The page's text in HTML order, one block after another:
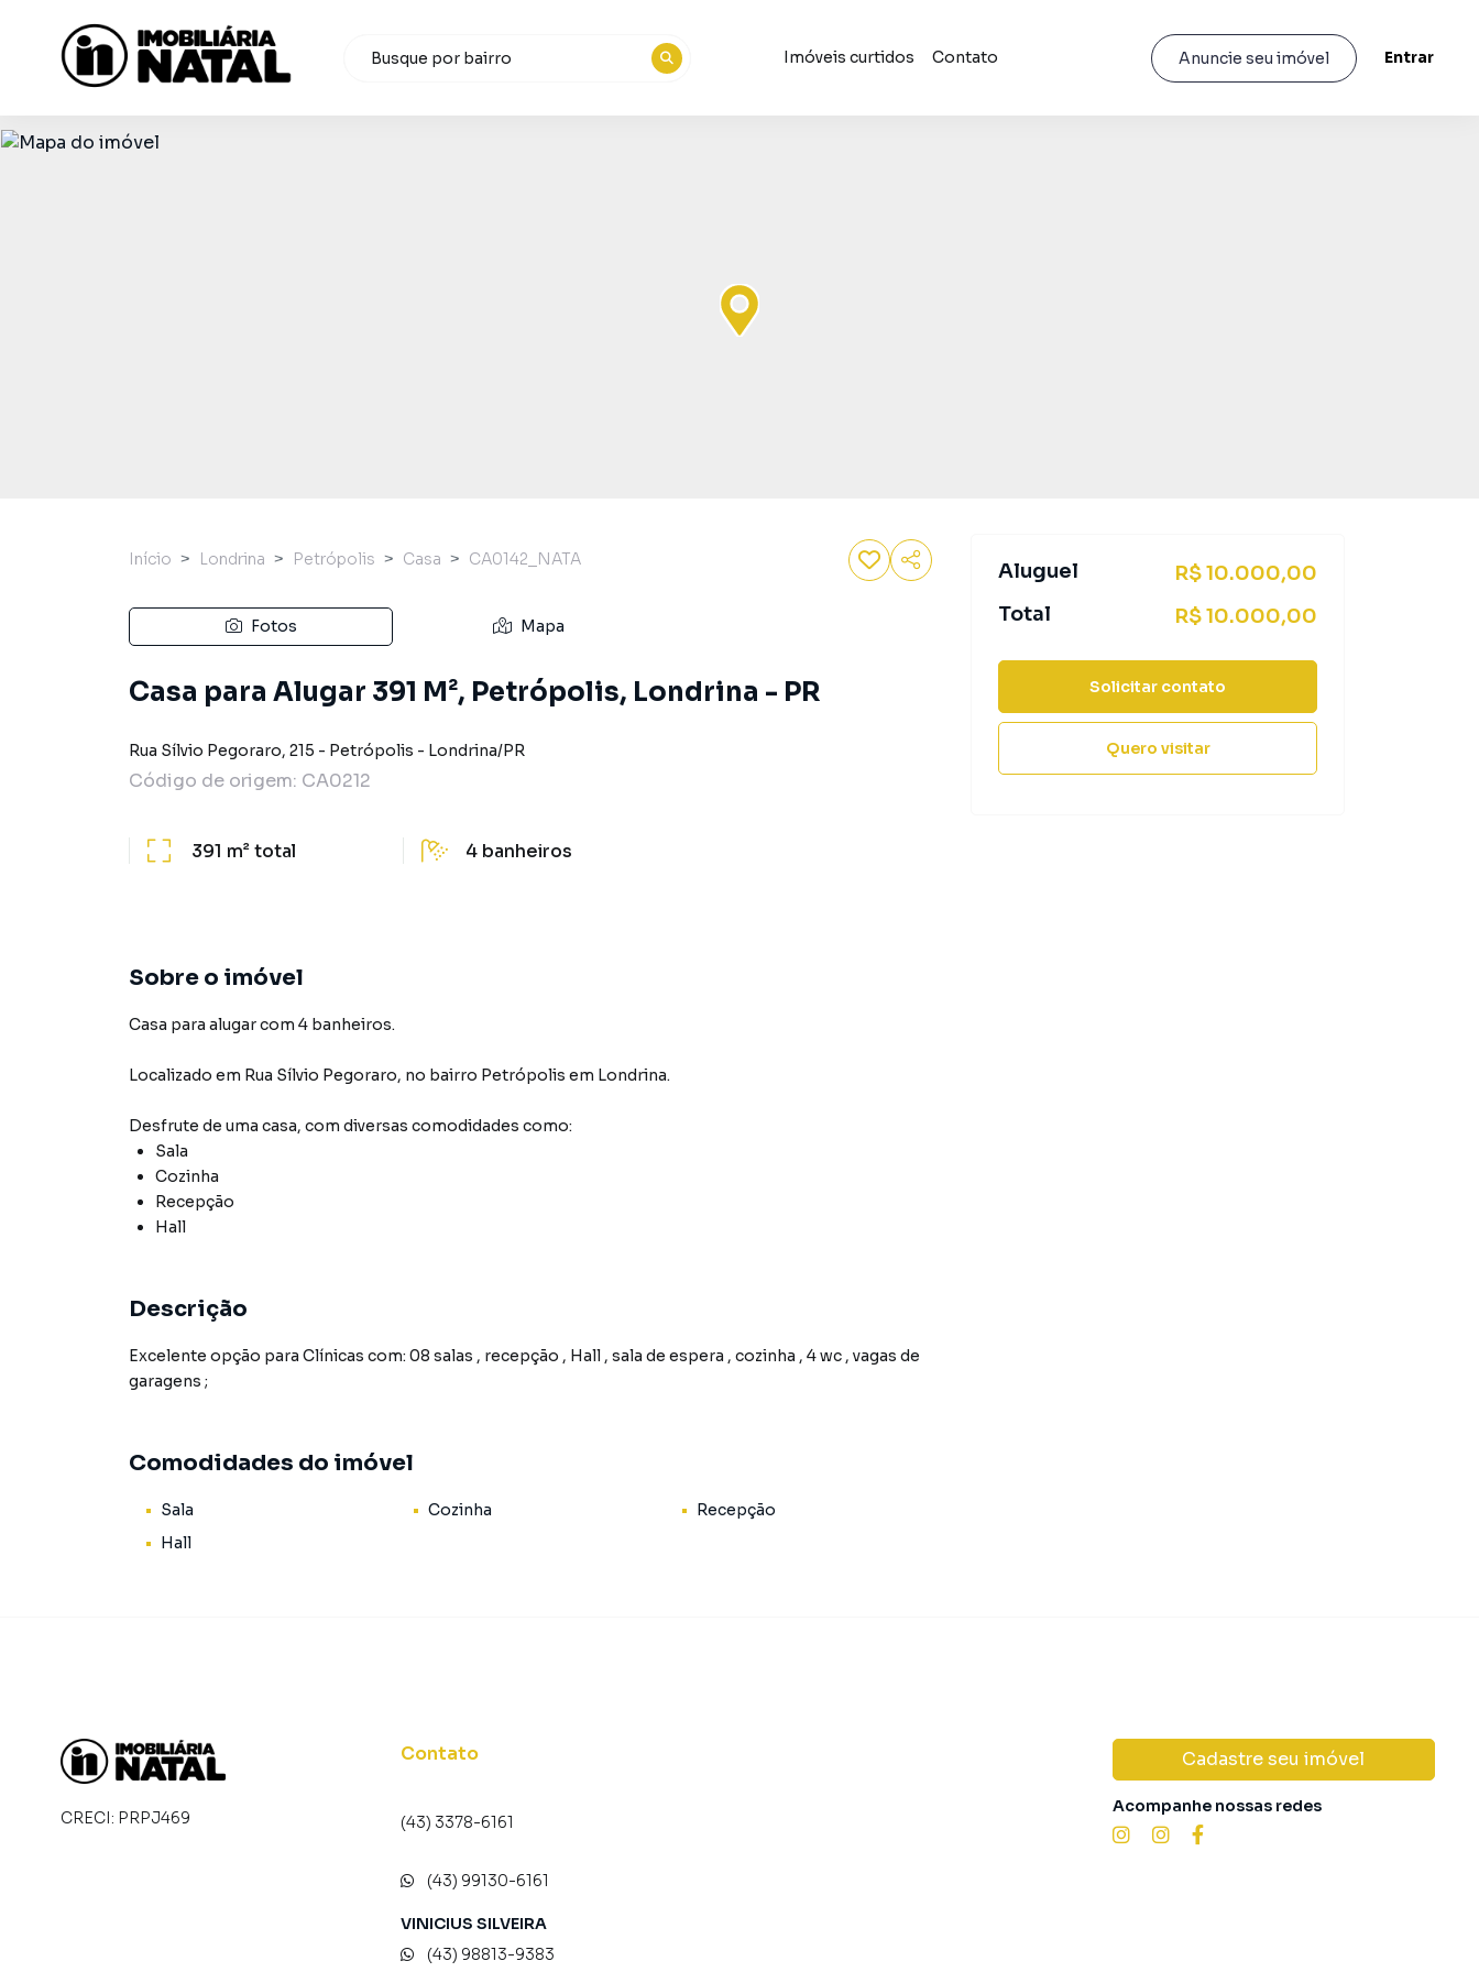
Imóveis curtidos Contato Anuncie seu imóvel Entrar
Início Londrina Petrópolis Casa CA0142_NATA
Fotos Mapa
Casa para Alugar 391 M², Petrópolis, Londrina - PR
Rua Sílvio Pegoraro, 215 - Petrópolis - Londrina/PR
Código de origem: CA0212
391 m²total 4 banheiros
Sobre o imóvel
Casa para alugar com 4 banheiros.
Localizado em Rua Sílvio Pegoraro, no bairro Petrópolis em Londrina.
Desfrute de uma casa, com diversas comodidades como:
Sala
Cozinha
Recepção
Hall
Descrição
Excelente opção para Clínicas com: 08 salas , recepção , Hall , sala de espera , cozinha , 4 wc , vagas de
garagens ;
Comodidades do imóvel
Sala Cozinha
Recepção
Hall
Aluguel
R$ 10.000,00
Total
R$ 10.000,00
Solicitar contato
Quero visitar
CRECI: PRPJ469
Contato
(43) 3378-6161
(43) 99130-6161
VINICIUS SILVEIRA
(43) 98813-9383
Cadastre seu imóvel
Acompanhe nossas redes